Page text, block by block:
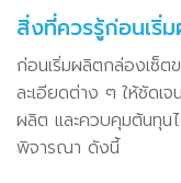
สิ่งที่ควรรู้ก่อนเ
ก่อนเริ่มผลิตกล่องเซ็
ละเอียดต่าง ๆ ให้ชัดเ
ผลิต และควบคุมต้นทุน
พิจารณา ดังนี้